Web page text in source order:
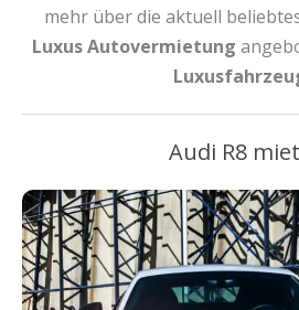
mehr über die aktuell
Luxus Autovermietung
Audi R8